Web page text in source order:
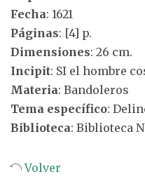
Fecha: 1621
Páginas: [4] p.
Dimensiones: 26 cm.
Incipit: SI el hombre
Materia: Bandoleros
Tema específico:
Biblioteca: Biblioteca
Volver